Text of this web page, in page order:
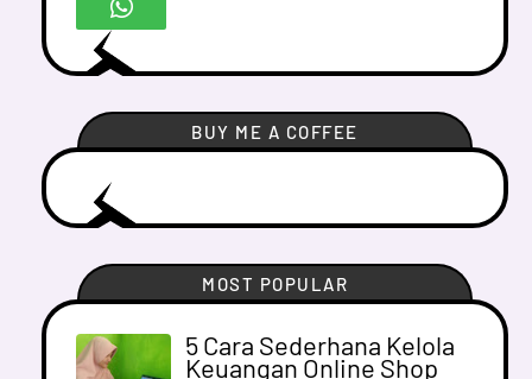
BUY ME A COFFEE
MOST POPULAR
5 Cara Sederhana Kelola
Keuangan Online Shop